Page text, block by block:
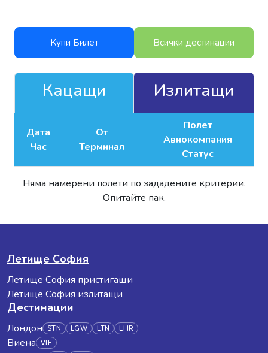
Купи Билет Всички дестинации
Кацащи Излитащи
Дата
Час
От
Терминал
Полет
Авиокомпания
Статус
Няма намерени полети по зададените критерии.
Опитайте пак.
Летище София
Летище София пристигащи
Летище София излитащи
Дестинации
Лондон STN LGW LTN LHR
Виена VIE